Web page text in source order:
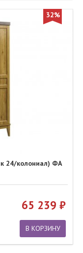
32%
24/колониал) ФА
65 239
В КОРЗИНУ